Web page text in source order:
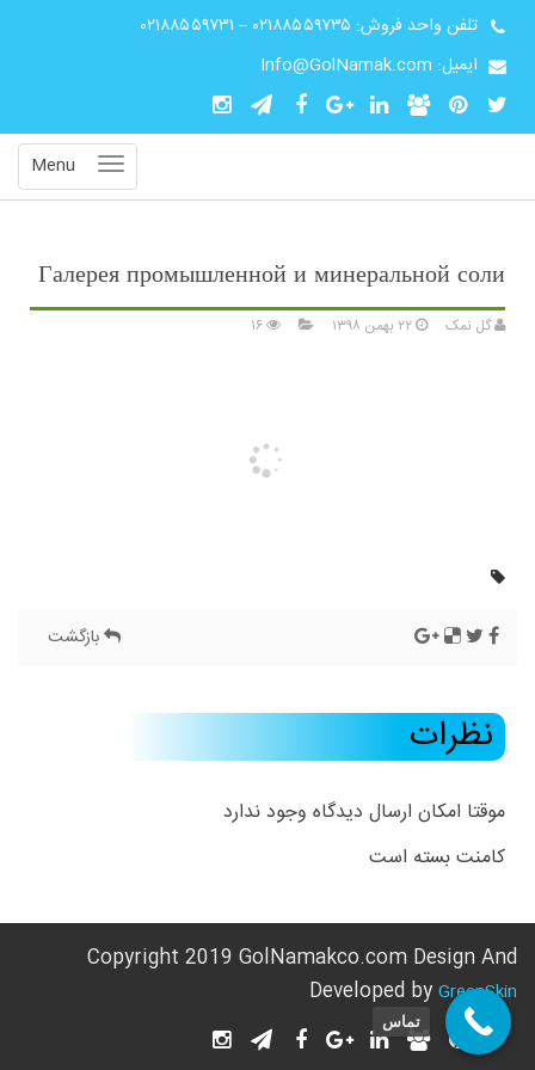
تلفن واحد فروش: ۰۲۱۸۸۵۵۹۷۳۵ – ۰۲۱۸۸۵۵۹۷۳۱
ایمیل: Info@GolNamak.com
Menu
Галерея промышленной и минеральной соли
گل نمک
بازگشت
نظرات
موقتا امکان ارسال دیدگاه وجود ندارد
کامنت بسته است
Copyright 2019 GolNamakco.com Design And
Developed by GreenSkin
تماس